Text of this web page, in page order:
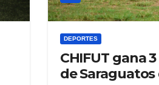
DEPORTES
CHIFUT gana
de